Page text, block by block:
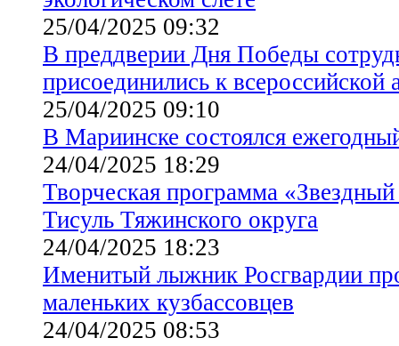
25/04/2025 09:32
В преддверии Дня Победы
присоединились к всероссийской
25/04/2025 09:10
В Мариинске состоялся
24/04/2025 18:29
Творческая программа «Звездный
Тисуль Тяжинского округа
24/04/2025 18:23
Именитый лыжник Росгвардии
маленьких кузбассовцев
24/04/2025 08:53